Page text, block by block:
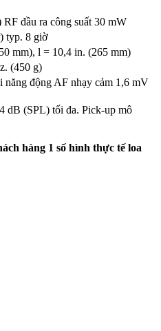
đầu ra công suất 30 mW
typ. 8 giờ
mm), l = 10,4 in. (265 mm)
(450 g)
năng động AF nhạy cảm 1,6 mV
dB (SPL) tối đa. Pick-up mô
hàng 1 số hình thực tế loa